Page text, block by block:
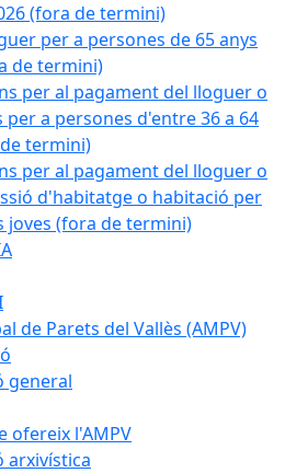
(fora de termini)
per a persones de 65 anys
de termini)
per al pagament del lloguer o
per a persones d'entre 36 a 64
termini)
per al pagament del lloguer o
d'habitatge o habitació per
joves (fora de termini)
de Parets del Vallès (AMPV)
general
ofereix l'AMPV
arxivística